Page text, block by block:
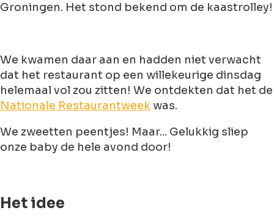
Groningen. Het stond bekend om de kaastrolley!
We kwamen daar aan en hadden niet verwacht
dat het restaurant op een willekeurige dinsdag
helemaal vol zou zitten! We ontdekten dat het de
Nationale Restaurantweek was.
We zweetten peentjes! Maar... Gelukkig sliep
onze baby de hele avond door!
Het idee